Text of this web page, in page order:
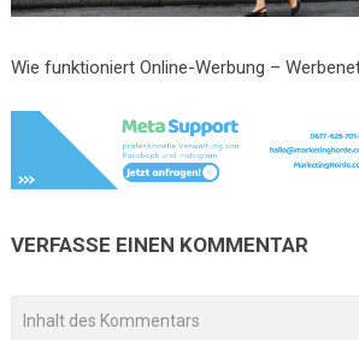
Wie funktioniert Online-Werbung –
VERFASSE EINEN KOMMENTAR